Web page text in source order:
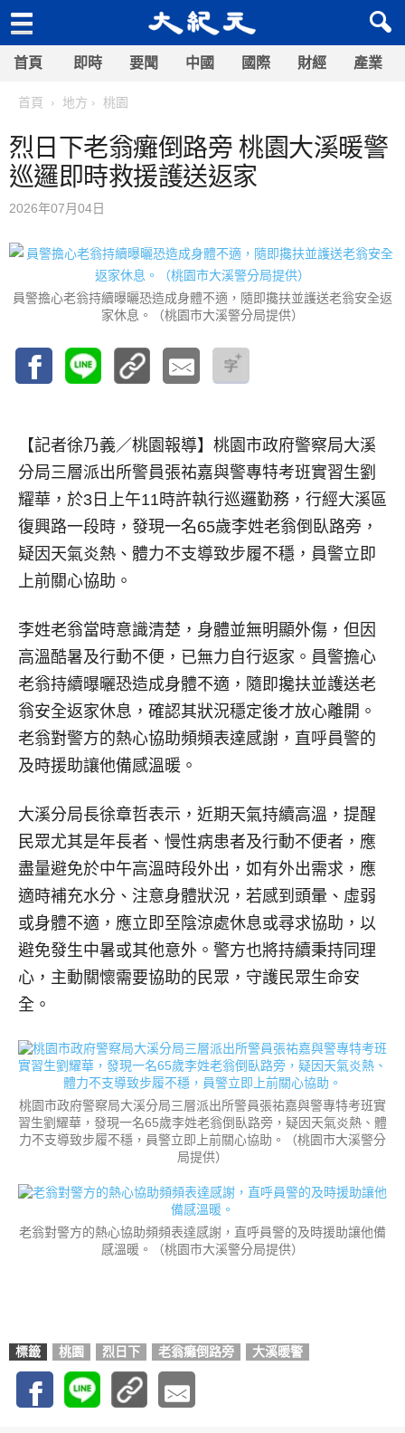
首頁 即時 要聞 中國 國際 財經 產業
首頁 地方 桃園
烈日下老翁癱倒路旁 桃園大溪暖警
巡邏即時救援護送返家
2026年07月04日
員警擔心老翁持續曝曬恐造成身體不適，隨即攙扶並護送老翁安全返
家休息。（桃園市大溪警分局提供）
【記者徐乃義／桃園報導】 桃園市政府警察局大溪
分局三層派出所警員張祐嘉與警專特考班實習生劉
耀華，於3日上午11時許執行巡邏勤務，行經大溪區
復興路一段時，發現一名65歲李姓老翁倒臥路旁，
疑因天氣炎熱、體力不支導致步履不穩，員警立即
上前關心協助。
李姓老翁當時意識清楚，身體並無明顯外傷，但因
高溫酷暑及行動不便，已無力自行返家。員警擔心
老翁持續曝曬恐造成身體不適，隨即攙扶並護送老
翁安全返家休息，確認其狀況穩定後才放心離開。
老翁對警方的熱心協助頻頻表達感謝，直呼員警的
及時援助讓他備感溫暖。
大溪分局長徐章哲表示，近期天氣持續高溫，提醒
民眾尤其是年長者、慢性病患者及行動不便者，應
盡量避免於中午高溫時段外出，如有外出需求，應
適時補充水分、注意身體狀況，若感到頭暈、虛弱
或身體不適，應立即至陰涼處休息或尋求協助，以
避免發生中暑或其他意外。警方也將持續秉持同理
心，主動關懷需要協助的民眾，守護民眾生命安
全。
桃園市政府警察局大溪分局三層派出所警員張祐嘉與警專特考班實
習生劉耀華，發現一名65歲李姓老翁倒臥路旁，疑因天氣炎熱、體
力不支導致步履不穩，員警立即上前關心協助。（桃園市大溪警分
局提供）
老翁對警方的熱心協助頻頻表達感謝，直呼員警的及時援助讓他備
感溫暖。（桃園市大溪警分局提供）
標籤 桃園 烈日下 老翁癱倒路旁 大溪暖警